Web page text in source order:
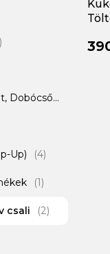
Dobócső
Up) (4)
(1)
csali (2)